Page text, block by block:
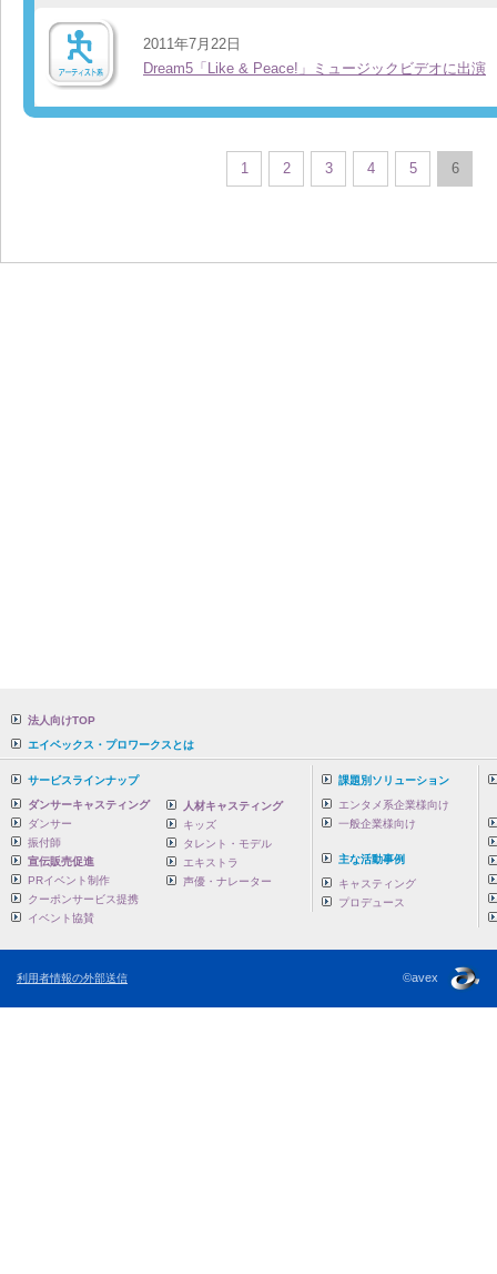
2011年7月22日
Dream5「Like & Peace!」ミュージックビデオに出演
1 2 3 4 5 6
法人向けTOP
エイベックス・プロワークスとは
サービスラインナップ
ダンサーキャスティング
ダンサー
振付師
宣伝販売促進
PRイベント制作
クーポンサービス提携
イベント協賛
人材キャスティング
キッズ
タレント・モデル
エキストラ
声優・ナレーター
課題別ソリューション
エンタメ系企業様向け
一般企業様向け
主な活動事例
キャスティング
プロデュース
利用者情報の外部送信 ©avex